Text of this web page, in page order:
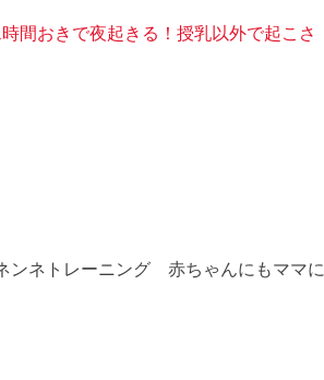
間おきで夜起きる！授乳以外で起こさ
ンネトレーニング 赤ちゃんにもママに